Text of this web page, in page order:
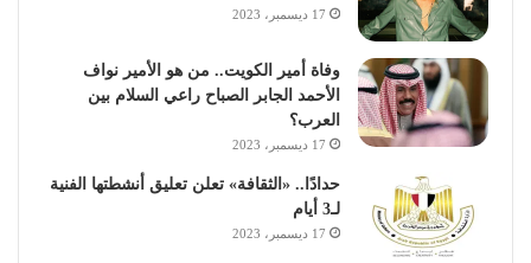
17 ديسمبر، 2023
وفاة أمير الكويت.. من هو الأمير نواف
الأحمد الجابر الصباح راعي السلام بين
العرب؟
17 ديسمبر، 2023
حدادًا.. «الثقافة» تعلن تعليق أنشطتها الفنية
لـ3 أيام
17 ديسمبر، 2023